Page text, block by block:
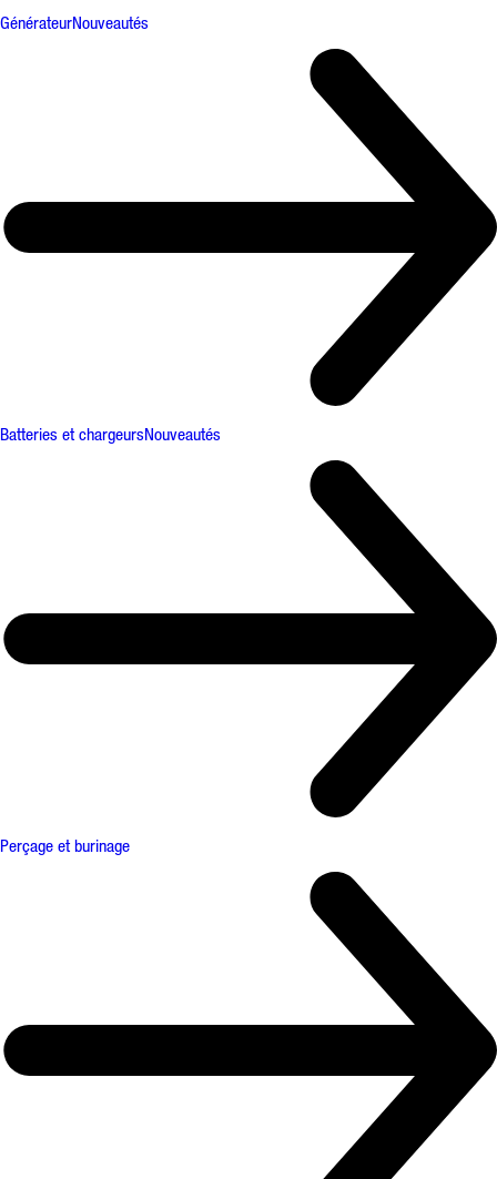
GénérateurNouveautés
Batteries et chargeursNouveautés
Perçage et burinage